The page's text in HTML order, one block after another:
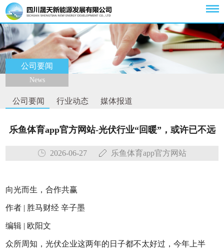
公司要闻
News
公司要闻 行业动态 媒体报道
乐鱼体育app官方网站-光伏行业“回暖”，或许已不远
2026-06-27 乐鱼体育app官方网站
向光而生，合作共赢
作者 | 胜马财经 辛子墨
编辑 | 欧阳文
众所周知，光伏企业这两年的日子都不太好过，今年上半